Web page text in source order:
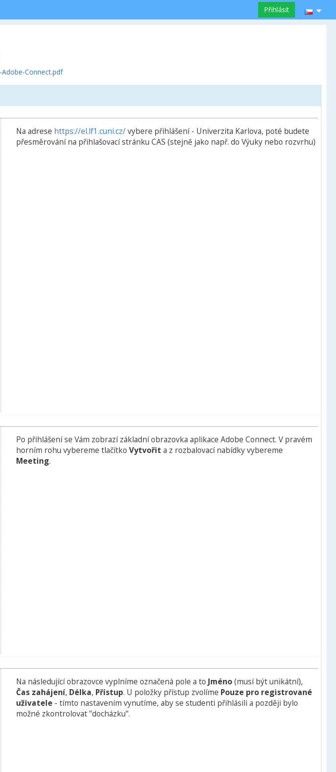
Přihlásit
Connect.pdf
Na adrese https://el.lf1.cuni.cz/vybere přihlášení - Univerzita Karlova, poté budete
přesměrování na přihlašovací stránku CAS (stejně jako např. do Výuky nebo rozvrhu)
Po přihlášení se Vám zobrazí základní obrazovka aplikace Adobe Connect. V pravém
horním rohu vybereme tlačítko Vytvořit a z rozbalovací nabídky vybereme
Meeting.
Na následující obrazovce vyplníme označená pole a to Jméno(musí být unikátní),
Čas zahájení, Délka, Přístup. U položky přístup zvolíme Pouze pro registrované
uživatele - tímto nastavením vynutíme, aby se studenti přihlásili a později bylo
možné zkontrolovat "docházku".